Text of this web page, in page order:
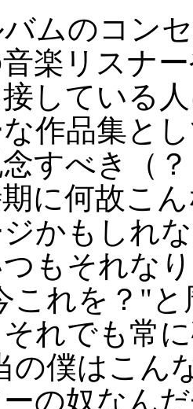
ムのコン
楽リスナ
している
作品集と
すべき（
に何故こ
かもしれ
もそれな
これを？"
れでも常
の僕はこん
の奴なん